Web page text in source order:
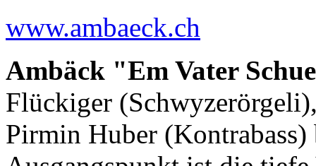
www.ambaeck.ch
Ambäck "Em Vater
Flückiger
Pirmin Huber